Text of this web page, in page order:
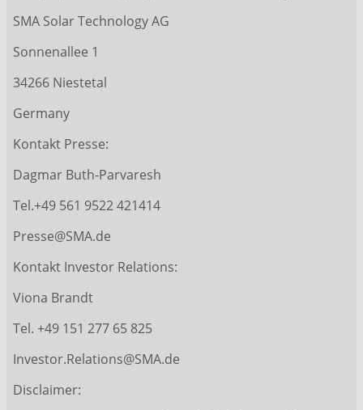
SMA Solar Technology AG
Sonnenallee 1
34266 Niestetal
Germany
Kontakt Presse:
Dagmar Buth-Parvaresh
Tel.+49 561 9522 421414
Presse@SMA.de
Kontakt Investor Relations:
Viona Brandt
Tel. +49 151 277 65 825
Investor.Relations@SMA.de
Disclaimer: